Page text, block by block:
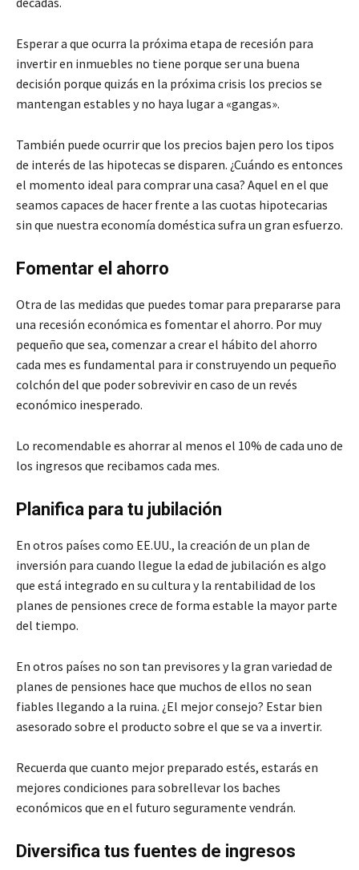
Esperar a que ocurra la próxima etapa de recesión para
invertir en inmuebles no tiene porque ser una buena
decisión porque quizás en la próxima crisis los precios se
mantengan estables y no haya lugar a «gangas».
También puede ocurrir que los precios bajen pero los tipos
de interés de las hipotecas se disparen. ¿Cuándo es entonces
el momento ideal para comprar una casa? Aquel en el que
seamos capaces de hacer frente a las cuotas hipotecarias
sin que nuestra economía doméstica sufra un gran esfuerzo.
Fomentar el ahorro
Otra de las medidas que puedes tomar para prepararse para
una recesión económica es fomentar el ahorro. Por muy
pequeño que sea, comenzar a crear el hábito del ahorro
cada mes es fundamental para ir construyendo un pequeño
colchón del que poder sobrevivir en caso de un revés
económico inesperado.
Lo recomendable es ahorrar al menos el 10% de cada uno de
los ingresos que recibamos cada mes.
Planifica para tu jubilación
En otros países como EE.UU., la creación de un plan de
inversión para cuando llegue la edad de jubilación es algo
que está integrado en su cultura y la rentabilidad de los
planes de pensiones crece de forma estable la mayor parte
del tiempo.
En otros países no son tan previsores y la gran variedad de
planes de pensiones hace que muchos de ellos no sean
fiables llegando a la ruina. ¿El mejor consejo? Estar bien
asesorado sobre el producto sobre el que se va a invertir.
Recuerda que cuanto mejor preparado estés, estarás en
mejores condiciones para sobrellevar los baches
económicos que en el futuro seguramente vendrán.
Diversifica tus fuentes de ingresos